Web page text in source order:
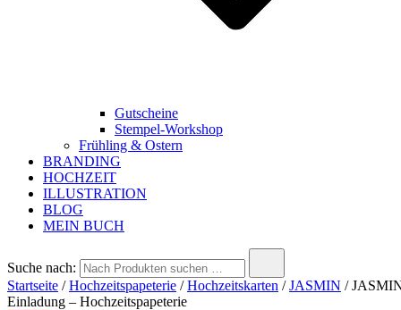
Gutscheine
Stempel-Workshop
Frühling & Ostern
BRANDING
HOCHZEIT
ILLUSTRATION
BLOG
MEIN BUCH
Suche nach:
Startseite /Hochzeitspapeterie /Hochzeitskarten /JASMIN /
Einladung – Hochzeitspapeterie